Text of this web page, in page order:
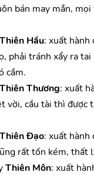
bán may mắn,
Thiên Hầu: xuất hành
phải tránh xẩy ra tai
cầm.
Thiên Thương: xuất
vời, cầu tài thì được
Thiên Đạo: xuất hành
rất tốn kém, thất
Thiên Môn: xuất